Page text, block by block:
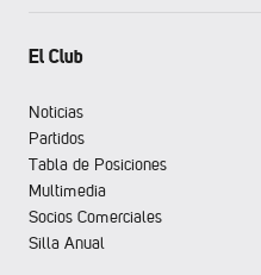
El Club
Noticias
Partidos
Tabla de Posiciones
Multimedia
Socios Comerciales
Silla Anual